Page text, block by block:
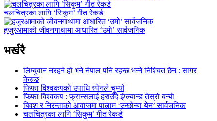
चलचित्रका लागि ‘सिकुम’ गीत रेकर्ड
हजुरआमाको जीवनगाथामा आधारित ‘उमो’ सार्वजनिक
भर्खरै
लिम्बुवान नरहने हो भने नेपाल पनि रहन्छ भन्ने निश्चित छैन : सागर
केरुङ
फिफा विश्वकपको उपाधि स्पेनले चुम्यो
फिफा विश्वकप : फ्रान्सलाई हराउँदै इंग्ल्यान्ड तेस्रो बन्यो
बिवश र निरन्ताको आवाजमा पालाम ‘उन्छोन्बा येन’ सार्वजनिक
चलचित्रका लागि ‘सिकुम’ गीत रेकर्ड